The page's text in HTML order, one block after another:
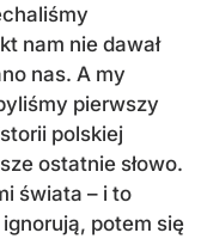
nam nie dawał
nas. A my
pierwszy
polskiej
ostatnie słowo.
świata – i to
potem się